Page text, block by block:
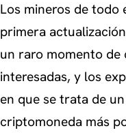
Los mineros de todo
primera
un raro momento de
interesadas, y los
en que se trata de
criptomoneda más